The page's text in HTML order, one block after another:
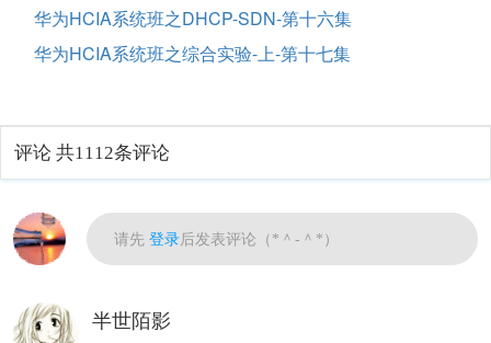
华为HCIA系统班之DHCP-SDN-第十六集
华为HCIA系统班之综合实验-上-第十七集
评论 共1112条评论
请先登录后发表评论（*＾-＾*）
半世陌影